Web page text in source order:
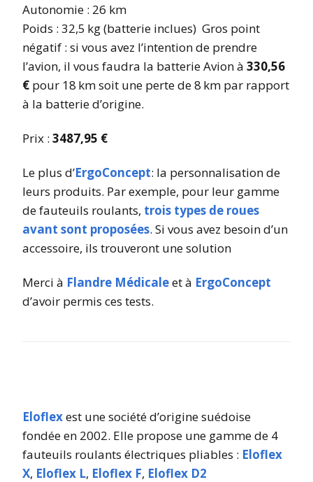
Autonomie : 26 km
Poids : 32,5 kg (batterie inclues) Gros point
négatif : si vous avez l’intention de prendre
l’avion, il vous faudra la batterie Avion à 330,56
€ pour 18 km soit une perte de 8 km par rapport
à la batterie d’origine.
Prix : 3487,95 €
Le plus d’ErgoConcept: la personnalisation de
leurs produits. Par exemple, pour leur gamme
de fauteuils roulants, trois types de roues
avant sont proposées. Si vous avez besoin d’un
accessoire, ils trouveront une solution
Merci à Flandre Médicaleet à ErgoConcept
d’avoir permis ces tests.
Eloflexest une société d’origine suédoise
fondée en 2002. Elle propose une gamme de 4
fauteuils roulants électriques pliables : Eloflex
X, Eloflex L, Eloflex F, Eloflex D2